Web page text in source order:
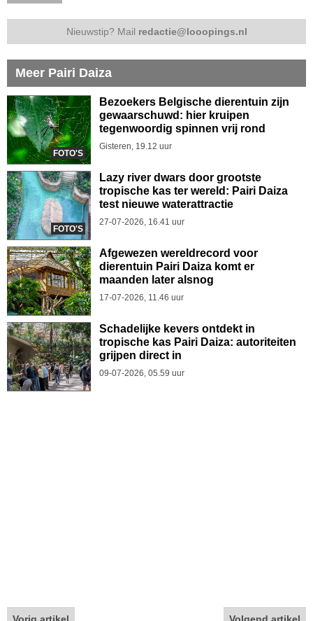
Nieuwstip? Mail redactie@looopings.nl
Meer Pairi Daiza
FOTO'S
Bezoekers Belgische dierentuin zijn
gewaarschuwd: hier kruipen
tegenwoordig spinnen vrij rond
Gisteren, 19.12 uur
FOTO'S
Lazy river dwars door grootste
tropische kas ter wereld: Pairi Daiza
test nieuwe waterattractie
27-07-2026, 16.41 uur
Afgewezen wereldrecord voor
dierentuin Pairi Daiza komt er
maanden later alsnog
17-07-2026, 11.46 uur
Schadelijke kevers ontdekt in
tropische kas Pairi Daiza: autoriteiten
grijpen direct in
09-07-2026, 05.59 uur
Vorig artikel Volgend artikel